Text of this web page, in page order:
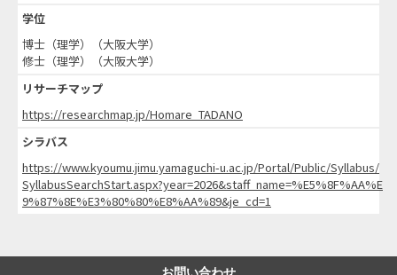
学位
博士（理学）（大阪大学）
修士（理学）（大阪大学）
リサーチマップ
https://researchmap.jp/Homare_TADANO
シラバス
https://www.kyoumu.jimu.yamaguchi-u.ac.jp/Portal/Public/Syllabus/
SyllabusSearchStart.aspx?year=2026&staff_name=%E5%8F%AA%E
9%87%8E%E3%80%80%E8%AA%89&je_cd=1